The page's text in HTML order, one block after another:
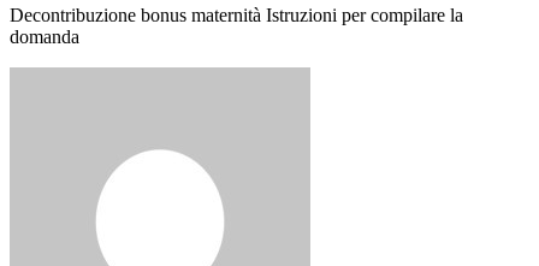
Decontribuzione bonus maternità Istruzioni per compilare la
domanda